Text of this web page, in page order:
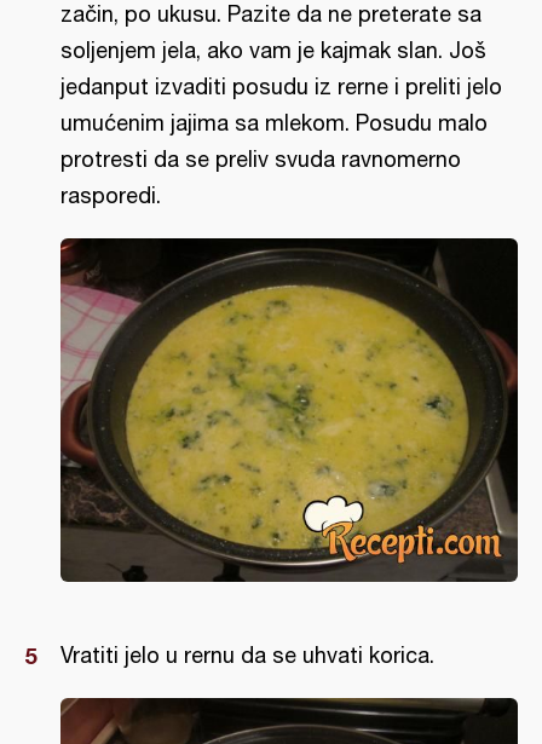
začin, po ukusu. Pazite da ne preterate sa
soljenjem jela, ako vam je kajmak slan. Još
jedanput izvaditi posudu iz rerne i preliti jelo
umućenim jajima sa mlekom. Posudu malo
protresti da se preliv svuda ravnomerno
rasporedi.
Vratiti jelo u rernu da se uhvati korica.